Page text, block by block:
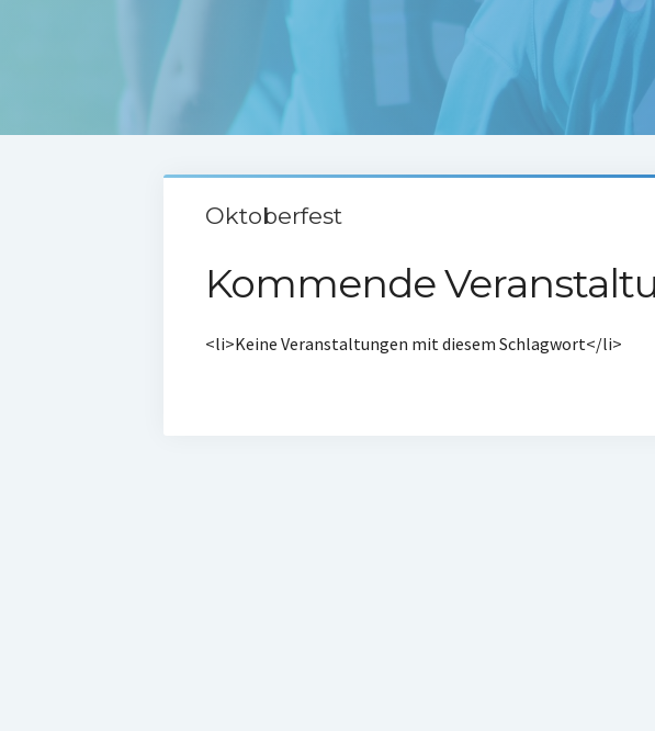
Oktoberfest
Kommende
<li>Keine Veranstaltungen mit diesem Schlagwort</li>